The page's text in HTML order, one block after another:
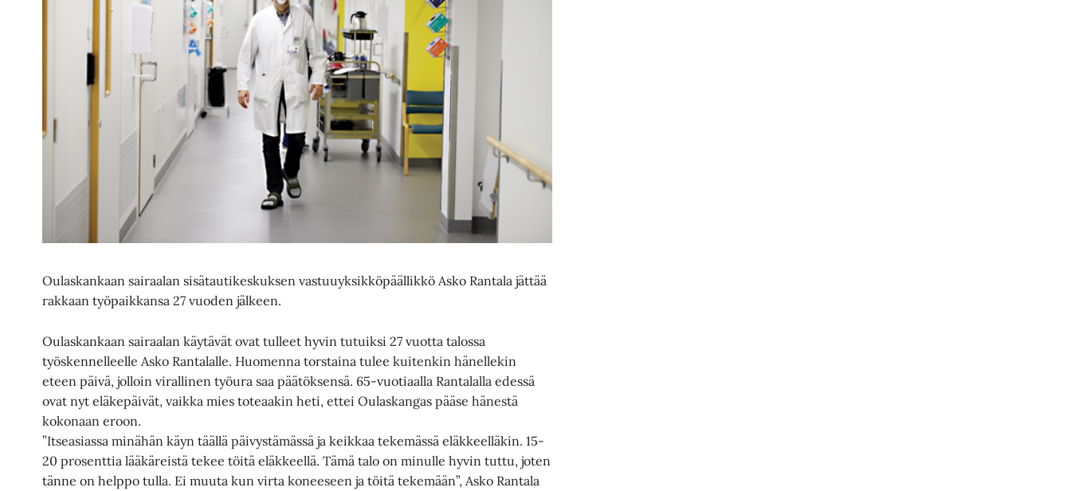
Oulaskankaan sairaalan sisätautikeskuksen vastuuyksikköpäällikkö Asko Rantala jättää
rakkaan työpaikkansa 27 vuoden jälkeen.
Oulaskankaan sairaalan käytävät ovat tulleet hyvin tutuiksi 27 vuotta talossa
työskennelleelle Asko Rantalalle. Huomenna torstaina tulee kuitenkin hänellekin
eteen päivä, jolloin virallinen työura saa päätöksensä. 65-vuotiaalla Rantalalla edessä
ovat nyt eläkepäivät, vaikka mies toteaakin heti, ettei Oulaskangas pääse hänestä
kokonaan eroon.
”Itseasiassa minähän käyn täällä päivystämässä ja keikkaa tekemässä eläkkeelläkin. 15-
20 prosenttia lääkäreistä tekee töitä eläkkeellä. Tämä talo on minulle hyvin tuttu, joten
tänne on helppo tulla. Ei muuta kun virta koneeseen ja töitä tekemään”, Asko Rantala